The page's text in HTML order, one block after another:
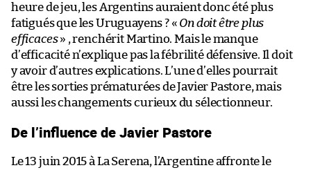
heure de jeu, les Argentins auraient donc été plus
fatigués que les Uruguayens ? « On doit être plus
efficaces» , renchérit Martino. Mais le manque
d’efficacité n’explique pas la fébrilité défensive. Il doit
y avoir d’autres explications. L’une d’elles pourrait
être les sorties prématurées de Javier Pastore, mais
aussi les changements curieux du sélectionneur.
De l’influence de Javier Pastore
Le 13 juin 2015 à La Serena, l’Argentine affronte le